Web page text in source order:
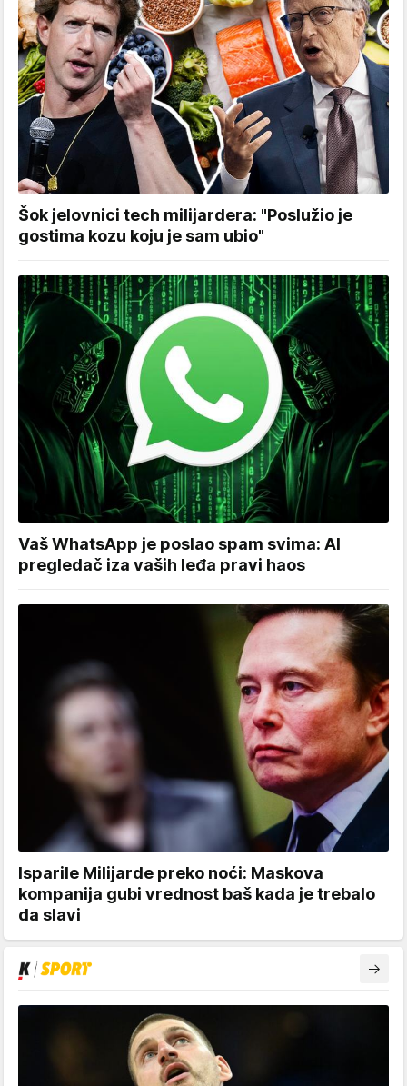
Šok jelovnici tech milijardera: "Poslužio je
gostima kozu koju je sam ubio"
Vaš WhatsApp je poslao spam svima: AI
pregledač iza vaših leđa pravi haos
Isparile Milijarde preko noći: Maskova
kompanija gubi vrednost baš kada je trebalo
da slavi